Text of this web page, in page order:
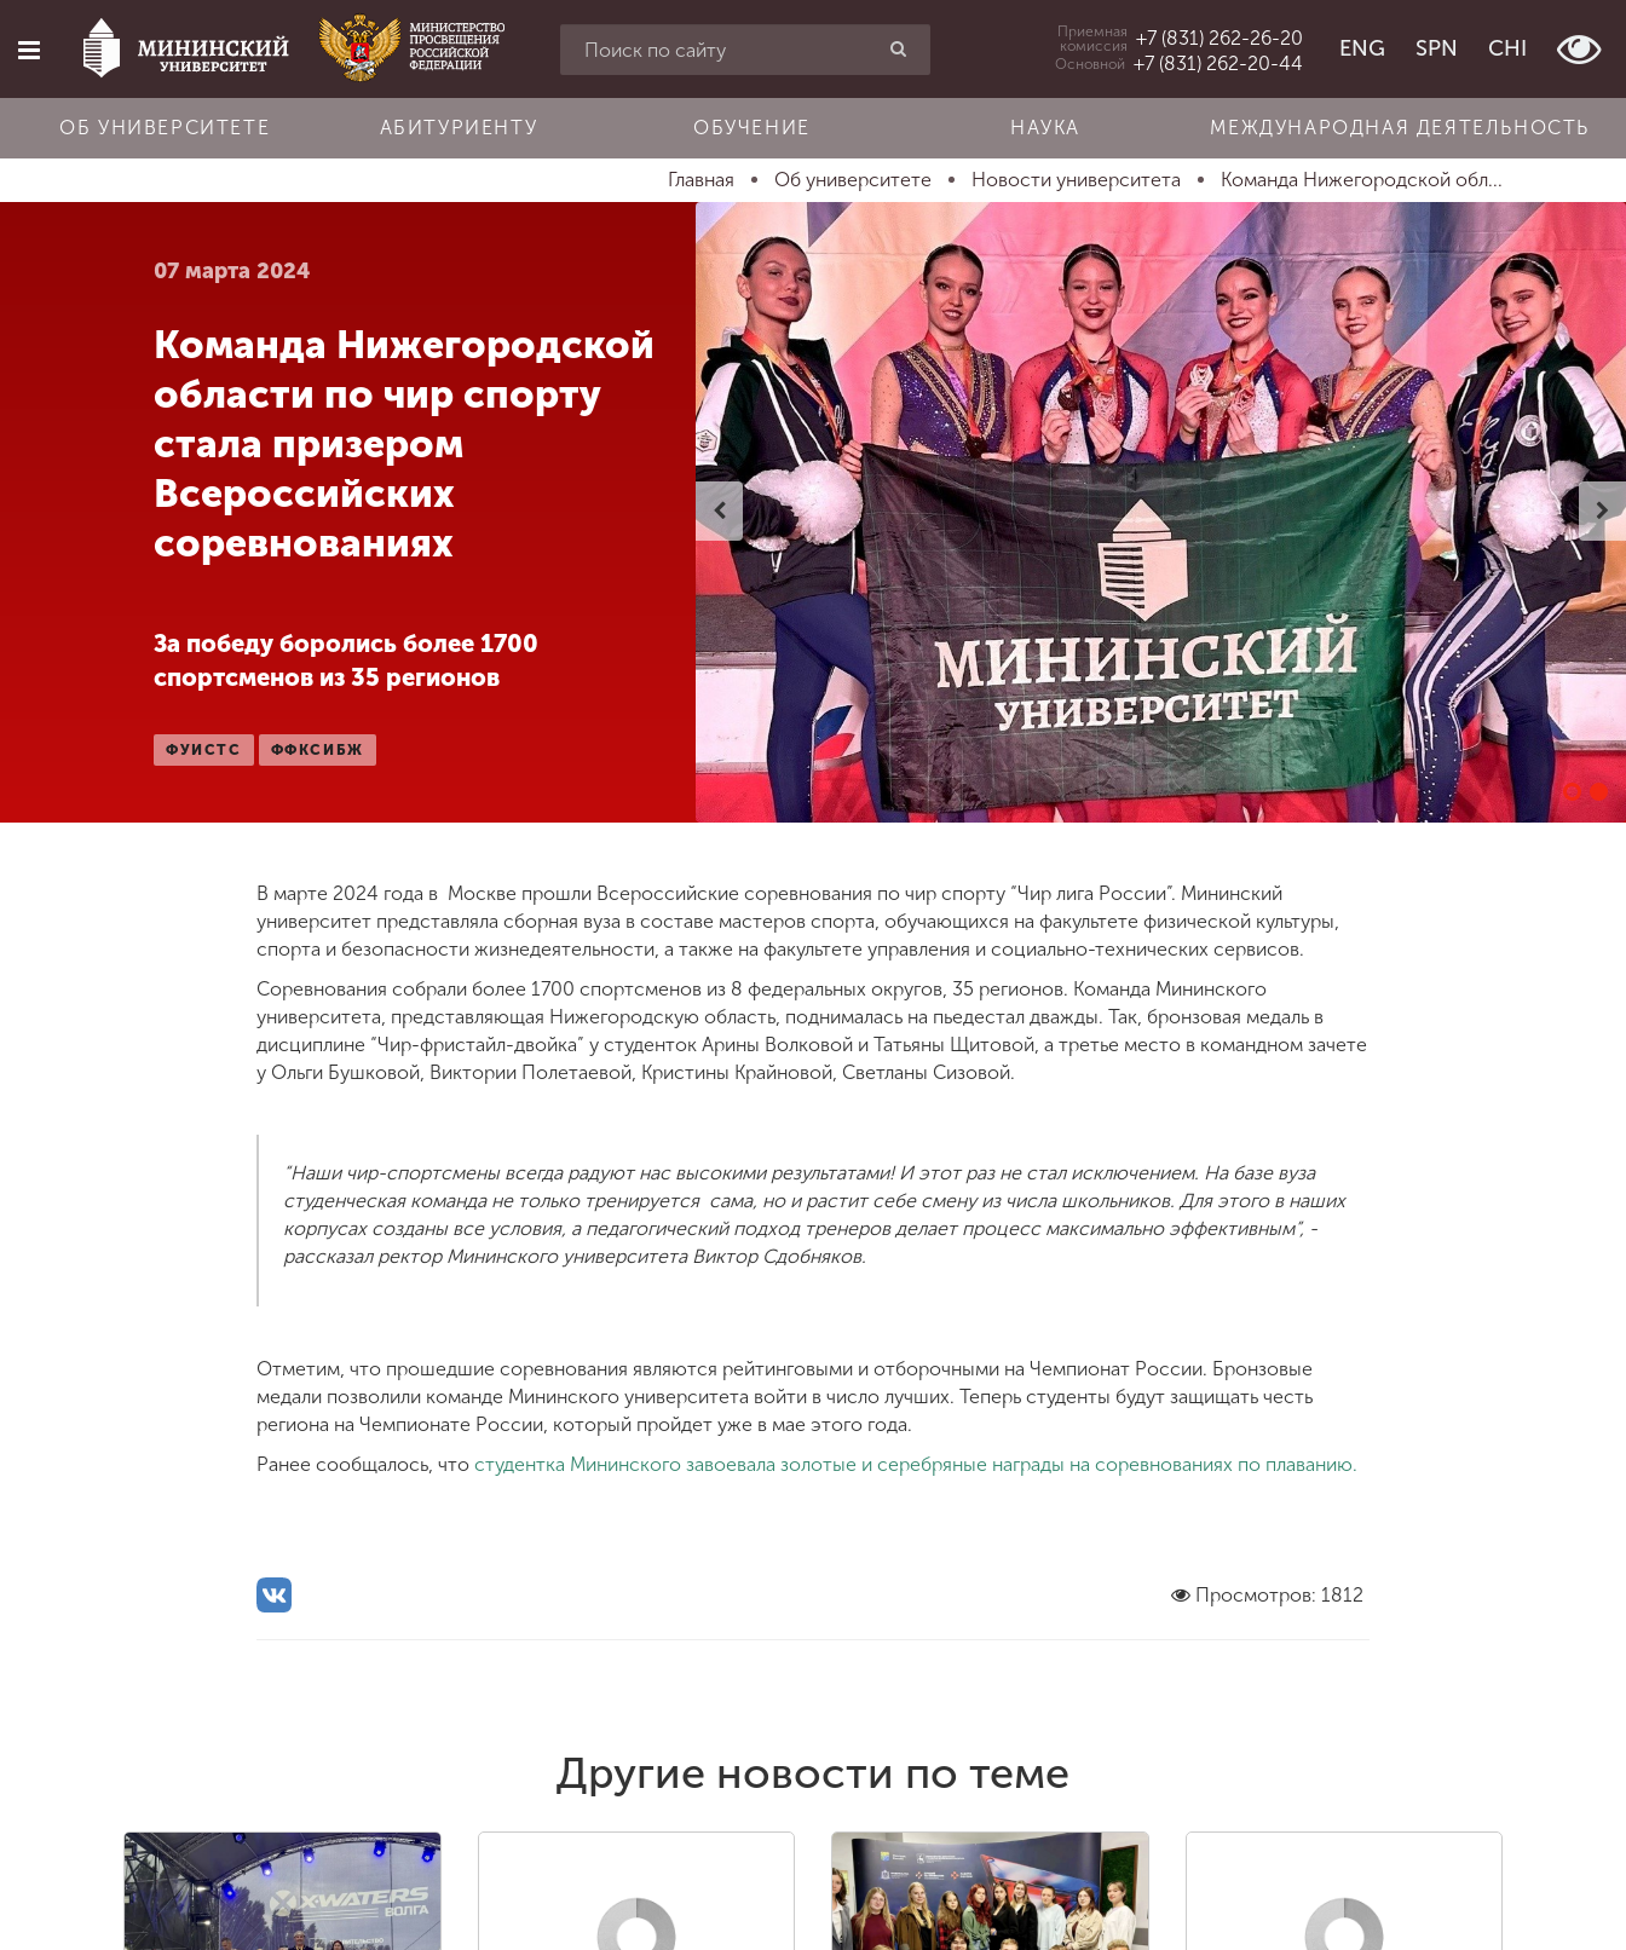
Главная
Об университете
Абитуриенту
Обучение
Другие виды
Приемная
комиссия +7 (831) 262-26-20
Основной +7 (831) 262-20-44
ENG SPN CHI
ОБ УНИВЕРСИТЕТЕ АБИТУРИЕНТУ ОБУЧЕНИЕ НАУКА МЕЖДУНАРОДНАЯ ДЕЯТЕЛЬНОСТЬ
Главная Об университете Новости университета Команда Нижегородской обл...
07 марта 2024
Команда Нижегородской
области по чир спорту
стала призером
Всероссийских
соревнованиях
За победу боролись более 1700
спортсменов из 35 регионов
ФУИСТС ФФКСИБЖ
В марте 2024 года в Москве прошли Всероссийские соревнования по чир спорту “Чир лига России”. Мининский
университет представляла сборная вуза в составе мастеров спорта, обучающихся на факультете физической культуры,
спорта и безопасности жизнедеятельности, а также на факультете управления и социально-технических сервисов.
Соревнования собрали более 1700 спортсменов из 8 федеральных округов, 35 регионов. Команда Мининского
университета, представляющая Нижегородскую область, поднималась на пьедестал дважды. Так, бронзовая медаль в
дисциплине “Чир-фристайл-двойка” у студенток Арины Волковой и Татьяны Щитовой, а третье место в командном зачете
у Ольги Бушковой, Виктории Полетаевой, Кристины Крайновой, Светланы Сизовой.
“Наши чир-спортсмены всегда радуют нас высокими результатами! И этот раз не стал исключением. На базе вуза
студенческая команда не только тренируется сама, но и растит себе смену из числа школьников. Для этого в наших
корпусах созданы все условия, а педагогический подход тренеров делает процесс максимально эффективным”, -
рассказал ректор Мининского университета Виктор Сдобняков.
Отметим, что прошедшие соревнования являются рейтинговыми и отборочными на Чемпионат России. Бронзовые
медали позволили команде Мининского университета войти в число лучших. Теперь студенты будут защищать честь
региона на Чемпионате России, который пройдет уже в мае этого года.
Ранее сообщалось, что студентка Мининского завоевала золотые и серебряные награды на соревнованиях по плаванию.
Просмотров: 1812
Другие новости по теме